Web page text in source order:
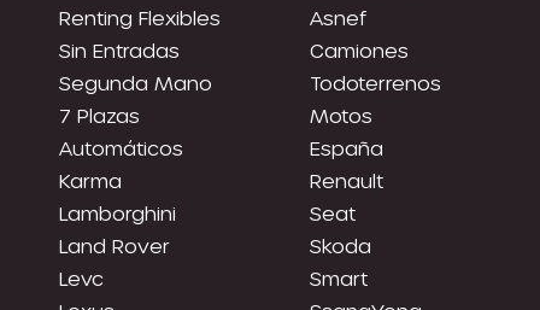
Renting Flexibles
Sin Entradas
Segunda Mano
7 Plazas
Automáticos
Karma
Lamborghini
Land Rover
Levc
Asnef
Camiones
Todoterrenos
Motos
España
Renault
Seat
Skoda
Smart